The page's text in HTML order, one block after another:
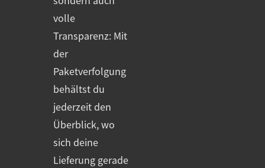
volle
Transparenz: Mit
der
Paketverfolgung
behältst du
jederzeit den
Überblick, wo
sich deine
Lieferung gerade